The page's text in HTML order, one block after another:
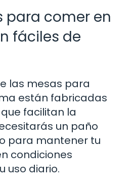
para comer en
fáciles de
las mesas para
están fabricadas
facilitan la
un paño
para mantener tu
condiciones
uso diario.